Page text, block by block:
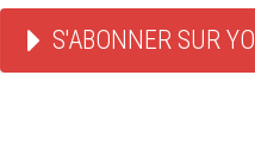
S'ABONNER SUR